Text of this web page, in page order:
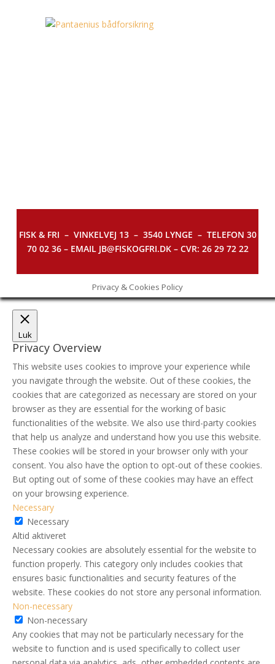
FISK & FRI – VINKELVEJ 13 – 3540 LYNGE – TELEFON 30
70 02 36 – EMAIL JB@FISKOGFRI.DK – CVR: 26 29 72 22
Privacy & Cookies Policy
Luk
Privacy Overview
This website uses cookies to improve your experience while
you navigate through the website. Out of these cookies, the
cookies that are categorized as necessary are stored on your
browser as they are essential for the working of basic
functionalities of the website. We also use third-party cookies
that help us analyze and understand how you use this website.
These cookies will be stored in your browser only with your
consent. You also have the option to opt-out of these cookies.
But opting out of some of these cookies may have an effect
on your browsing experience.
Necessary
Necessary
Altid aktiveret
Necessary cookies are absolutely essential for the website to
function properly. This category only includes cookies that
ensures basic functionalities and security features of the
website. These cookies do not store any personal information.
Non-necessary
Non-necessary
Any cookies that may not be particularly necessary for the
website to function and is used specifically to collect user